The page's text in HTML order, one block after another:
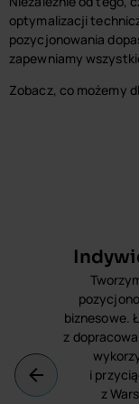
optymalizacji
pozycjonowania
zapewniamy
Zobacz, co możemy
biznesowe.
z
i
z